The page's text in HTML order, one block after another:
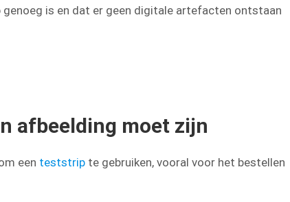
is en dat er geen digitale artefacten ontstaan
afbeelding moet zijn
een teststrip te gebruiken, vooral voor het bestellen